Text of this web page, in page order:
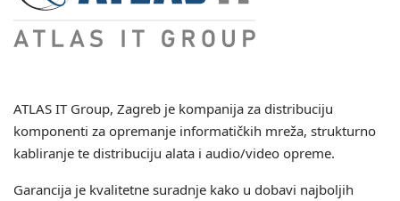
ATLAS IT Group, Zagreb je kompanija za distribuciju
komponenti za opremanje informatičkih mreža, strukturno
kabliranje te distribuciju alata i audio/video opreme.
Garancija je kvalitetne suradnje kako u dobavi najboljih